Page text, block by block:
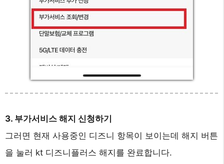
3. 부가서비스 해지 신청하기
그러면 현재 사용중인 디즈니 항목이 보이는데 해지 버튼
을 눌러 kt 디즈니플러스 해지를 완료합니다.